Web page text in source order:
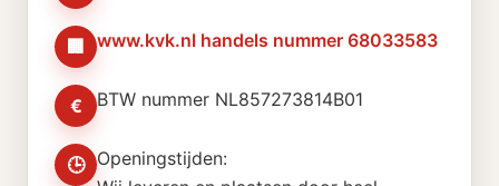
🏢 www.kvk.nl handels nummer 68033583
€ BTW nummer NL857273814B01
🕒 Openingstijden: